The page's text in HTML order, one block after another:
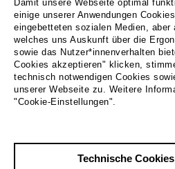
Freibad oder Shut up
Übersicht
Damit unsere Webseite optimal
einige unserer Anwendungen
eingebetteten sozialen Medien, aber
welches uns Auskunft über die
sowie das Nutzer*innenverhalten
Cookies akzeptieren" klicken,
technisch notwendigen Cookies
unserer Webseite zu. Weitere
"Cookie-Einstellungen".
Technische